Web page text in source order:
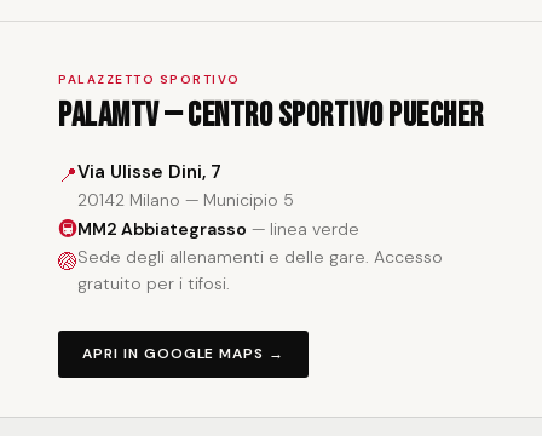
PALAZZETTO SPORTIVO
PalaMTV — Centro Sportivo Puecher
📍Via Ulisse Dini, 7
20142 Milano — Municipio 5
🚇MM2 Abbiategrasso — linea verde
🏐Sede degli allenamenti e delle gare. Accesso
gratuito per i tifosi.
APRI IN GOOGLE MAPS →